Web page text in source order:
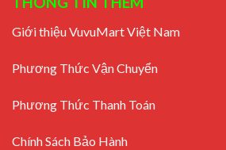
Giới thiệu VuvuMart Việt Nam
Phương Thức Vận Chuyển
Phương Thức Thanh Toán
Chính Sách Bảo Hành